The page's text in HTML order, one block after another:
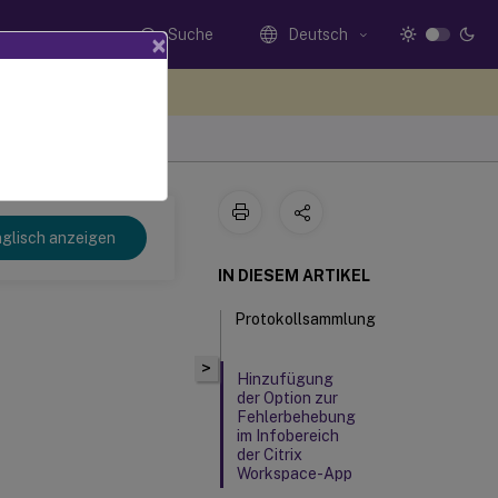
Suche Deutsch
anzeigen
>
IN DIESEM ARTIKEL
Protokollsammlung
Hinzufügung
der Option zur
Fehlerbehebung
im Infobereich
der Citrix
Workspace-App
×